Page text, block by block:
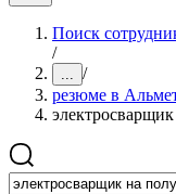
Поиск
/
... /
резюме в